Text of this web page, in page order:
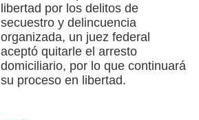
libertad por los delitos de
secuestro y delincuencia
organizada, un juez federal
aceptó quitarle el arresto
domiciliario, por lo que continuará
su proceso en libertad.